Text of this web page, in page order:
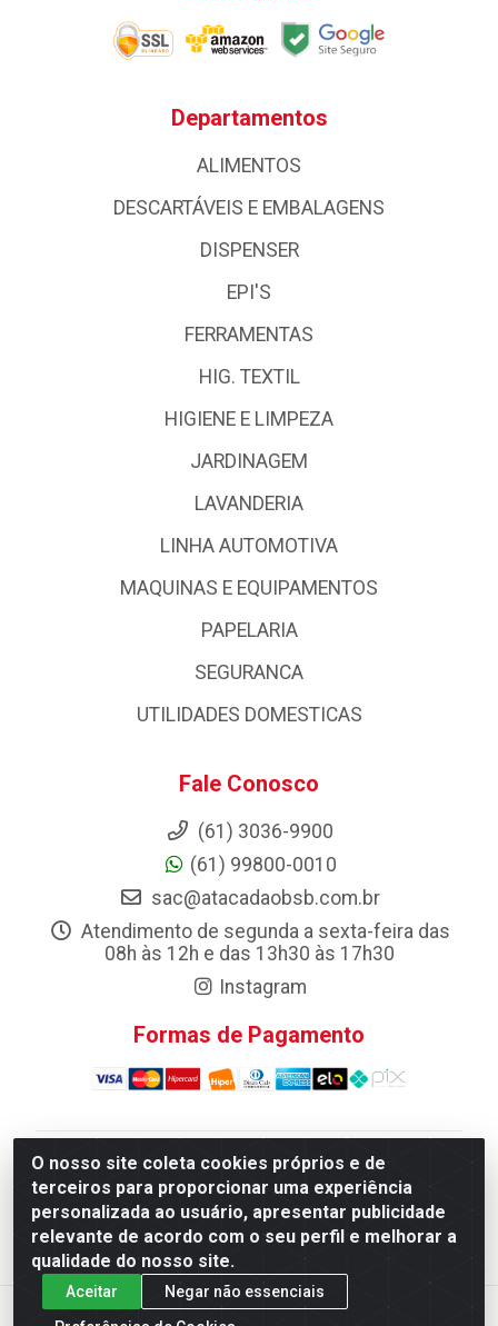
O nosso site coleta cookies próprios e de
terceiros para proporcionar uma experiência
personalizada ao usuário, apresentar publicidade
relevante de acordo com o seu perfil e melhorar a
qualidade do nosso site.
Aceitar
Negar não essenciais
Departamentos
ALIMENTOS
DESCARTÁVEIS E EMBALAGENS
DISPENSER
EPI'S
FERRAMENTAS
HIG. TEXTIL
HIGIENE E LIMPEZA
JARDINAGEM
LAVANDERIA
LINHA AUTOMOTIVA
MAQUINAS E EQUIPAMENTOS
PAPELARIA
SEGURANCA
UTILIDADES DOMESTICAS
Fale Conosco
(61) 3036-9900
(61) 99800-0010
sac@atacadaobsb.com.br
Atendimento de segunda a sexta-feira das
08h às 12h e das 13h30 às 17h30
Instagram
Formas de Pagamento
Atacadao da Limpeza F. Pereira Queiroz Comercio e
Distribuicao LTDA - Quadra Qi 10 Lotes 39 e, 41 - Setor
Industrial (Taguatinga), Brasília/DF - CEP 72.135-100 -
CNPJ 13.184.675/0001-80